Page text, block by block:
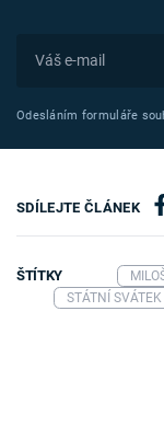
Odesláním formuláře
SDÍLEJTE ČLÁNEK
ŠTÍTKY
STÁTNÍ SVÁTEK